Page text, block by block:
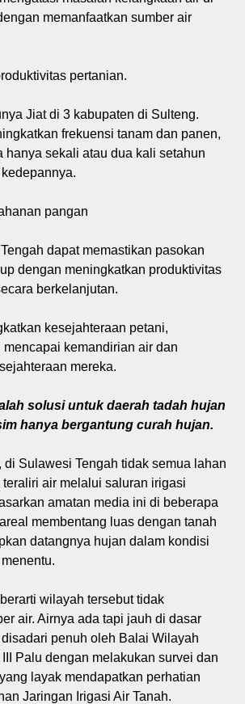
memanfaatkan sumber air
pertanian.
Jiat di 3 kabupaten di Sulteng.
frekuensi tanam dan panen,
hanya sekali atau dua kali setahun
pangan
dapat memastikan pasokan
dengan meningkatkan produktivitas
berkelanjutan.
kesejahteraan petani,
mencapai kemandirian air dan
mereka.
solusi untuk daerah tadah hujan
hanya bergantung curah hujan.
di Sulawesi Tengah tidak semua lahan
air melalui saluran irigasi
amatan media ini di beberapa
membentang luas dengan tanah
datangnya hujan dalam kondisi
wilayah tersebut tidak
air. Airnya ada tapi jauh di dasar
penuh oleh Balai Wilayah
Palu dengan melakukan survei dan
layak mendapatkan perhatian
Jaringan Irigasi Air Tanah.